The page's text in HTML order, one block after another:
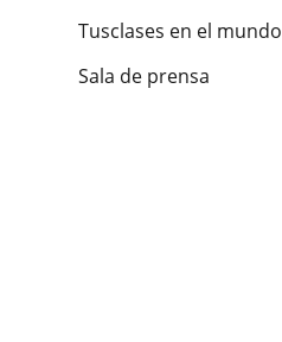
Tusclases en el mundo
Sala de prensa